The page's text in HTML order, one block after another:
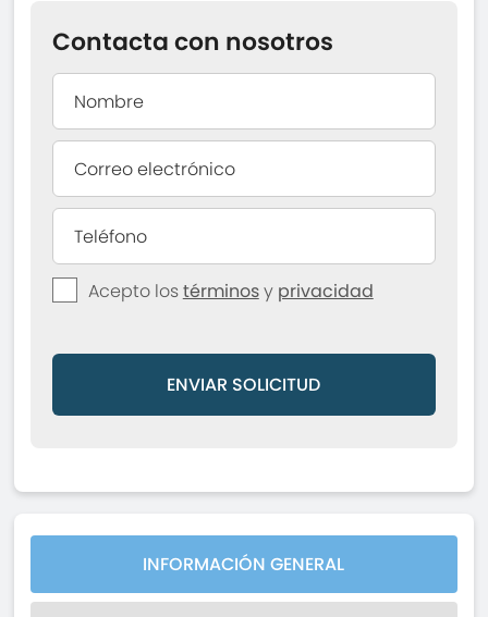
Contacta con nosotros
Acepto lostérminosy privacidad
ENVIAR SOLICITUD
INFORMACIÓN GENERAL